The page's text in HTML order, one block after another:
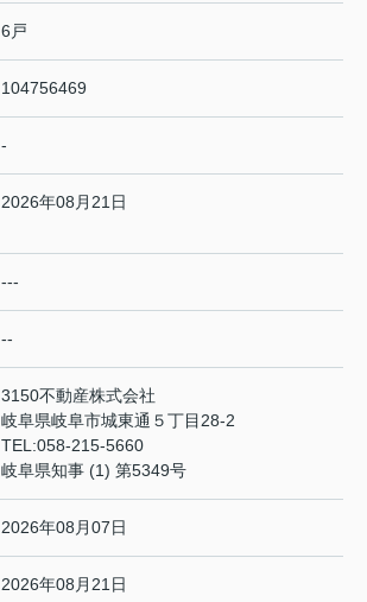
6戸
104756469
-
2026年08月21日
---
--
3150不動産株式会社
岐阜県岐阜市城東通５丁目28-2
TEL:058-215-5660
岐阜県知事 (1) 第5349号
2026年08月07日
2026年08月21日